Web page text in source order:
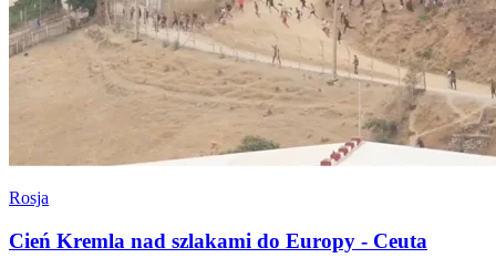
Rosja
Cień Kremla nad szlakami do Europy - Ceuta